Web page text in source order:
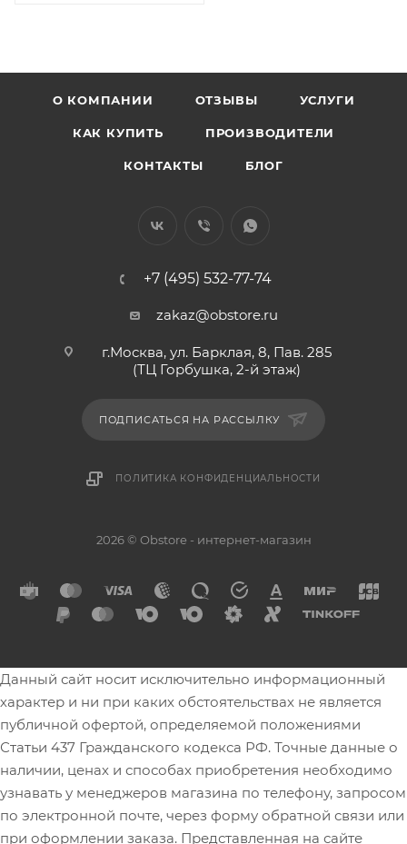
О КОМПАНИИ ОТЗЫВЫ УСЛУГИ
КАК КУПИТЬ ПРОИЗВОДИТЕЛИ
КОНТАКТЫ БЛОГ
+7 (495) 532-77-74
zakaz@obstore.ru
г.Москва, ул. Барклая, 8, Пав. 285
(ТЦ Горбушка, 2-й этаж)
ПОДПИСАТЬСЯ НА РАССЫЛКУ
ПОЛИТИКА КОНФИДЕНЦИАЛЬНОСТИ
2026 © Obstore - интернет-магазин
Данный сайт носит исключительно информационный
характер и ни при каких обстоятельствах не является
публичной офертой, определяемой положениями
Статьи 437 Гражданского кодекса РФ. Точные данные о
наличии, ценах и способах приобретения необходимо
узнавать у менеджеров магазина по телефону, запросом
по электронной почте, через форму обратной связи или
при оформлении заказа. Представленная на сайте